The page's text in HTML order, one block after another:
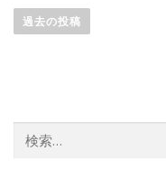
稿
シ
過去の投稿
索: